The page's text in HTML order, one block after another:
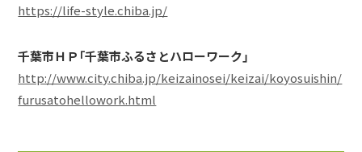
https://life-style.chiba.jp/
千葉市ＨＰ「千葉市ふるさとハローワーク」
http://www.city.chiba.jp/keizainosei/keizai/koyosuishin/
furusatohellowork.html